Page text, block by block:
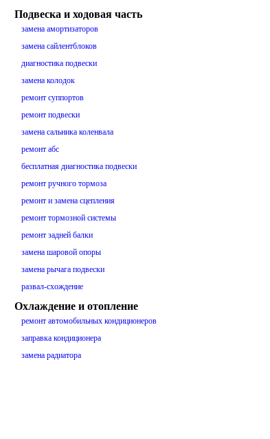
Подвеска и ходовая часть
замена амортизаторов
замена сайлентблоков
диагностика подвески
замена колодок
ремонт суппортов
ремонт подвески
замена сальника коленвала
ремонт абс
бесплатная диагностика подвески
ремонт ручного тормоза
ремонт и замена сцепления
ремонт тормозной системы
ремонт задней балки
замена шаровой опоры
замена рычага подвески
развал-схождение
Охлаждение и отопление
ремонт автомобильных кондиционеров
заправка кондиционера
замена радиатора